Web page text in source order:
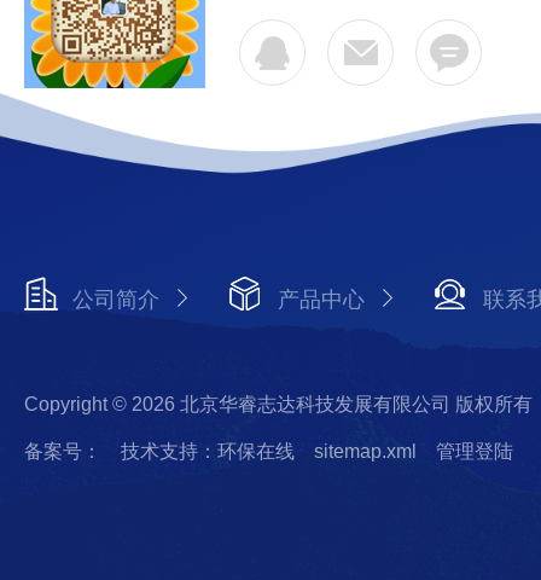
公司简介 产品中心 联系
Copyright © 2026 北京华睿志达科技发展有限公司 版权所有
备案号： 技术支持：环保在线 sitemap.xml 管理登陆